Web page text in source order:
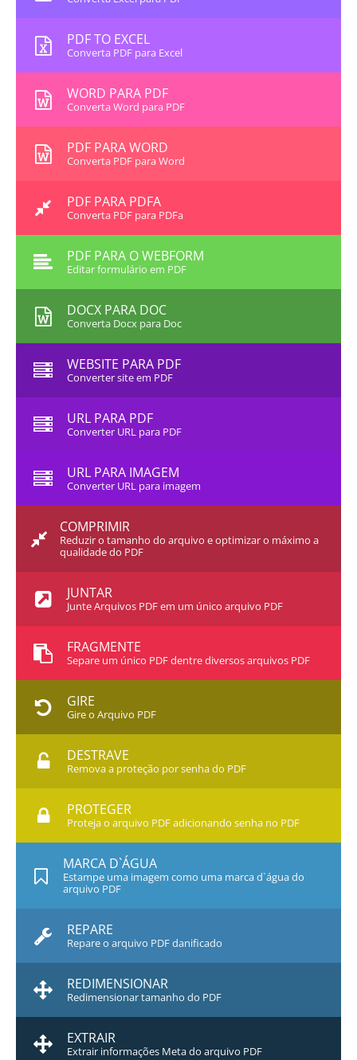
PDF TO EXCEL
Converta PDF para Excel
WORD PARA PDF
Converta Word para PDF
PDF PARA WORD
Converta PDF para Word
PDF PARA PDFA
Converta PDF para PDFa
PDF PARA O WEBFORM
Editar formulário em PDF
DOCX PARA DOC
Converta Docx para Doc
WEBSITE PARA PDF
Converter site em PDF
URL PARA PDF
Converter URL para PDF
URL PARA IMAGEM
Converter URL para imagem
COMPRIMIR
Reduzir o tamanho do arquivo e optimizar o máximo a
qualidade do PDF
JUNTAR
Junte Arquivos PDF em um único arquivo PDF
FRAGMENTE
Separe um único PDF dentre diversos arquivos PDF
GIRE
Gire o Arquivo PDF
DESTRAVE
Remova a proteção por senha do PDF
PROTEGER
Proteja o arquivo PDF adicionando senha no PDF
MARCA D`ÁGUA
Estampe uma imagem como uma marca d`água do
arquivo PDF
REPARE
Repare o arquivo PDF danificado
REDIMENSIONAR
Redimensionar tamanho do PDF
EXTRAIR
Extrair informações Meta do arquivo PDF